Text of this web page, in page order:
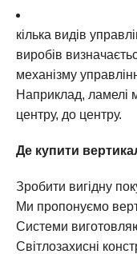
кілька видів
виробів
механізму
Наприклад, ламелі
центру, до центру.
Де купити
Зробити вигідну
Ми пропонуємо
Системи
Світлозахисні